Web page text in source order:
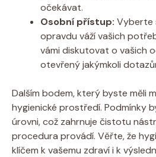
očekávat.
Osobní přístup: Vyberte
opravdu váží vašich
vámi diskutovat o vašich
otevřený jakýmkoli
Dalším bodem, který byste měli
hygienické prostředí. Podmínky
úrovni, což zahrnuje čistotu
procedura provádí. Věřte, že
klíčem k vašemu zdraví i k